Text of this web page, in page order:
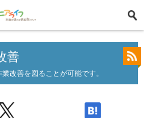
善
改善を図ることが可能です。